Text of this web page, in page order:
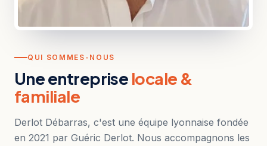
QUI SOMMES-NOUS
Une entreprise locale &
familiale
Derlot Débarras, c'est une équipe lyonnaise fondée
en 2021 par Guéric Derlot. Nous accompagnons les